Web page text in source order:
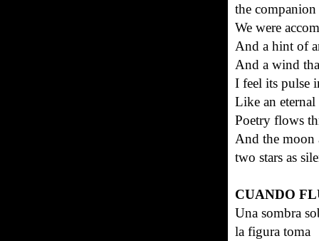
the companion
‏We were
‏And a hint of
‏And a wind
‏I feel its pulse
‏Like an
‏Poetry flows
‏And the moon
‏two stars as
CUANDO
Una sombra
la figura toma